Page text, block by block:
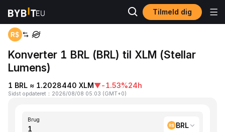
Tilmeld dig
Hjem BRL to XLM
Konverter 1 BRL (BRL) til XLM (Stellar
Lumens)
1 BRL ≈ 1.2028440 XLM▼-1.53%24h
Sidst opdateret ： 2026/08/08 05:03 (GMT+0)
Brug
BRL